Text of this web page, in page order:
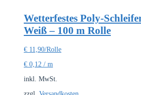
Wetterfestes Poly-
Weiß – 100 m Rolle
€ 11,90/Rolle
€ 0,12 / m
inkl. MwSt.